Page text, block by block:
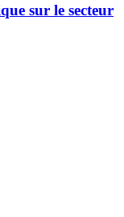
sur le secteur